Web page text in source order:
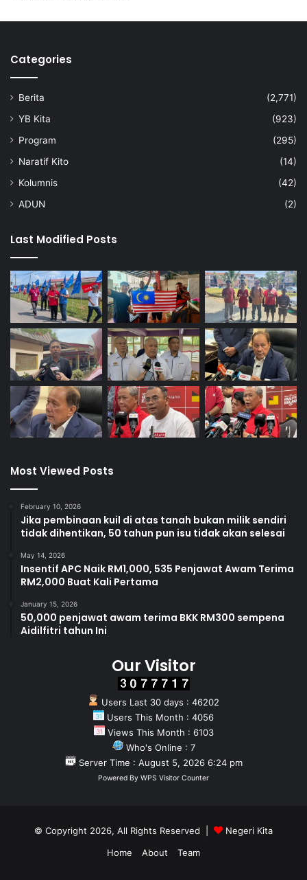
r
m
u
a
d
e
i
S
e
i
l
n
Categories
Berita
(2,771)
YB Kita
(923)
Program
(295)
Naratif Kito
(14)
Kolumnis
(42)
ADUN
(2)
Last Modified Posts
Most Viewed Posts
February 10, 2026
Jika pembinaan kuil di atas tanah bukan milik sendiri
tidak dihentikan, 50 tahun pun isu tidak akan selesai
May 14, 2026
Insentif APC Naik RM1,000, 535 Penjawat Awam Terima
RM2,000 Buat Kali Pertama
January 15, 2026
50,000 penjawat awam terima BKK RM300 sempena
Aidilfitri tahun Ini
Our Visitor
Users Last 30 days : 46202
Users This Month : 4056
Views This Month : 6103
Who's Online : 7
Server Time : August 5, 2026 6:24 pm
Powered By WPS Visitor Counter
© Copyright 2026, All Rights Reserved |
Negeri Kita
Home
About Team